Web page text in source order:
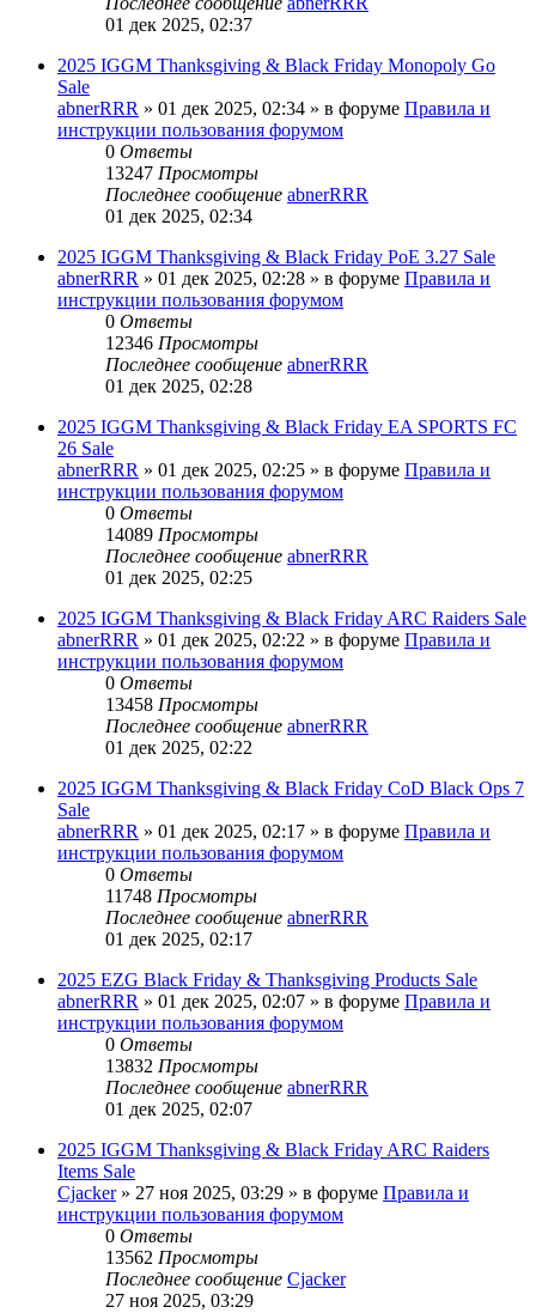
01 дек 2025, 02:37
2025 IGGM Thanksgiving & Black Friday Monopoly Go
Sale
abnerRRR » 01 дек 2025, 02:34 » в форуме Правила и
инструкции пользования форумом
0 Ответы
13247 Просмотры
Последнее сообщение abnerRRR
01 дек 2025, 02:34
2025 IGGM Thanksgiving & Black Friday PoE 3.27 Sale
abnerRRR » 01 дек 2025, 02:28 » в форуме Правила и
инструкции пользования форумом
0 Ответы
12346 Просмотры
Последнее сообщение abnerRRR
01 дек 2025, 02:28
2025 IGGM Thanksgiving & Black Friday EA SPORTS FC
26 Sale
abnerRRR » 01 дек 2025, 02:25 » в форуме Правила и
инструкции пользования форумом
0 Ответы
14089 Просмотры
Последнее сообщение abnerRRR
01 дек 2025, 02:25
2025 IGGM Thanksgiving & Black Friday ARC Raiders Sale
abnerRRR » 01 дек 2025, 02:22 » в форуме Правила и
инструкции пользования форумом
0 Ответы
13458 Просмотры
Последнее сообщение abnerRRR
01 дек 2025, 02:22
2025 IGGM Thanksgiving & Black Friday CoD Black Ops 7
Sale
abnerRRR » 01 дек 2025, 02:17 » в форуме Правила и
инструкции пользования форумом
0 Ответы
11748 Просмотры
Последнее сообщение abnerRRR
01 дек 2025, 02:17
2025 EZG Black Friday & Thanksgiving Products Sale
abnerRRR » 01 дек 2025, 02:07 » в форуме Правила и
инструкции пользования форумом
0 Ответы
13832 Просмотры
Последнее сообщение abnerRRR
01 дек 2025, 02:07
2025 IGGM Thanksgiving & Black Friday ARC Raiders
Items Sale
Cjacker» 27 ноя 2025, 03:29 » в форуме Правила и
инструкции пользования форумом
0 Ответы
13562 Просмотры
Последнее сообщение Cjacker
27 ноя 2025, 03:29